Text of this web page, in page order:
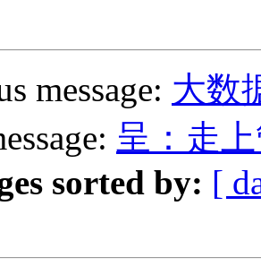
message: 大数
呈：走
sorted by: [